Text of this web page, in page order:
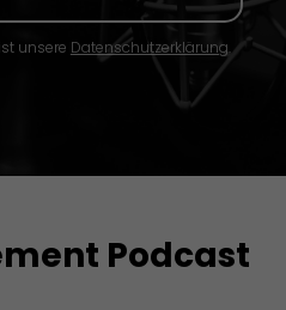
unsere Datenschutzerklärung.
Podcast